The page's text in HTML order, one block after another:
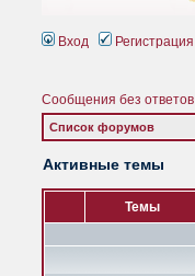
Вход Регистрация
Сообщения без ответов
Список форумов
Активные темы
Темы